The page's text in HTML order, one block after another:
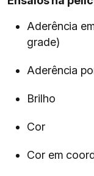
Aderência
grade)
Aderência
Brilho
Cor
Cor em